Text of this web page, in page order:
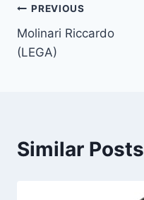
:
Post
navigation
PREVIOUS
Molinari Riccardo
(LEGA)
Similar Posts